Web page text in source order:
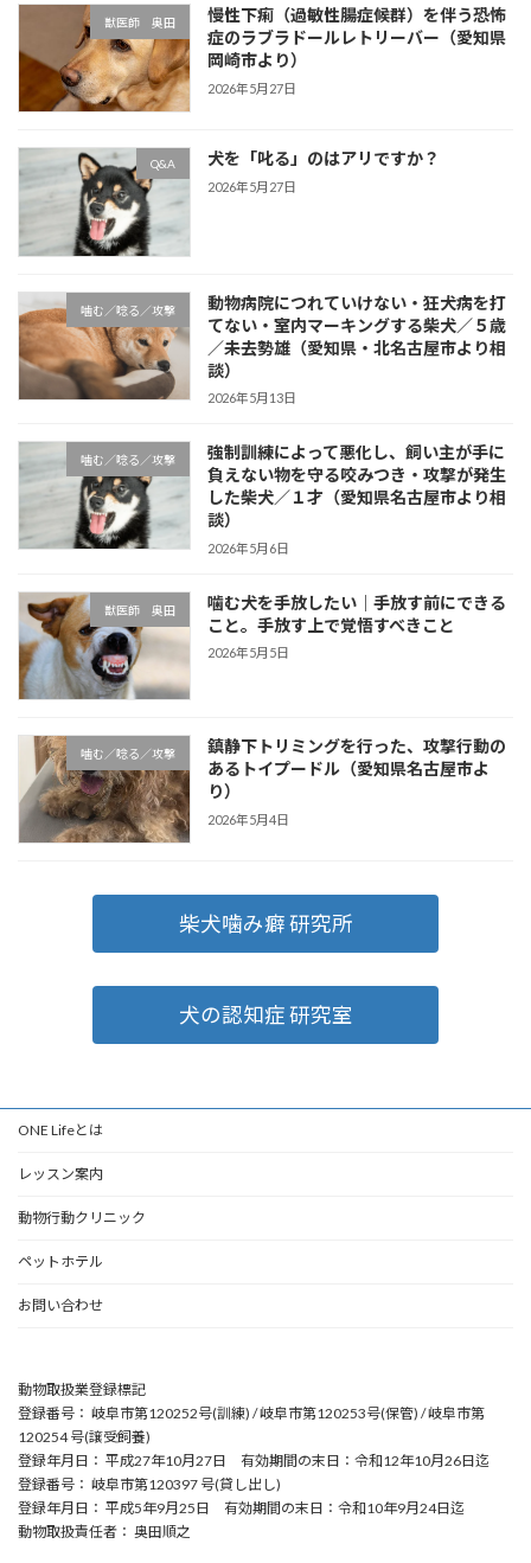
獣医師 奥田
慢性下痢（過敏性腸症候群）を伴う恐怖
症のラブラドールレトリーバー（愛知県
岡崎市より）
2026年5月27日
Q&A 犬を「叱る」のはアリですか？
2026年5月27日
噛む／唸る／攻撃
動物病院につれていけない・狂犬病を打
てない・室内マーキングする柴犬／５歳
／未去勢雄（愛知県・北名古屋市より相
談）
2026年5月13日
噛む／唸る／攻撃
強制訓練によって悪化し、飼い主が手に
負えない物を守る咬みつき・攻撃が発生
した柴犬／１才（愛知県名古屋市より相
談）
2026年5月6日
獣医師 奥田
噛む犬を手放したい｜手放す前にできる
こと。手放す上で覚悟すべきこと
2026年5月5日
噛む／唸る／攻撃
鎮静下トリミングを行った、攻撃行動の
あるトイプードル（愛知県名古屋市よ
り）
2026年5月4日
柴犬噛み癖 研究所
犬の認知症 研究室
ONE Lifeとは
レッスン案内
動物行動クリニック
ペットホテル
お問い合わせ
動物取扱業登録標記
登録番号： 岐阜市第120252号(訓練) / 岐阜市第120253号(保管) / 岐阜市第
120254 号(譲受飼養)
登録年月日： 平成27年10月27日 有効期間の末日：令和12年10月26日迄
登録番号： 岐阜市第120397 号(貸し出し)
登録年月日： 平成5年9月25日 有効期間の末日：令和10年9月24日迄
動物取扱責任者： 奥田順之